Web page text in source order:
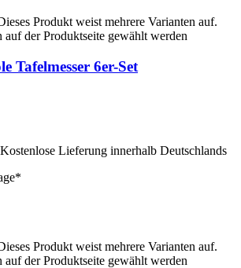
Produkt weist mehrere Varianten auf.
der Produktseite gewählt werden
Tafelmesser 6er-Set
Lieferung innerhalb Deutschlands
Produkt weist mehrere Varianten auf.
der Produktseite gewählt werden